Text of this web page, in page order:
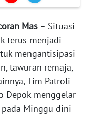
Mas – Situasi
terus menjadi
mengantisipasi
tawuran remaja,
Tim Patroli
Depok menggelar
Minggu dini